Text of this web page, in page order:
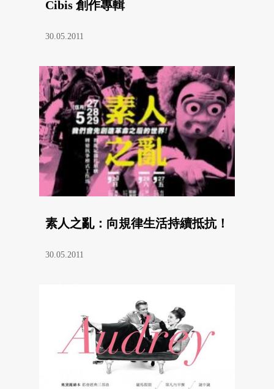
Cibis 創作專輯
30.05.2011
素人之亂：向規律生活持續抵抗！
30.05.2011